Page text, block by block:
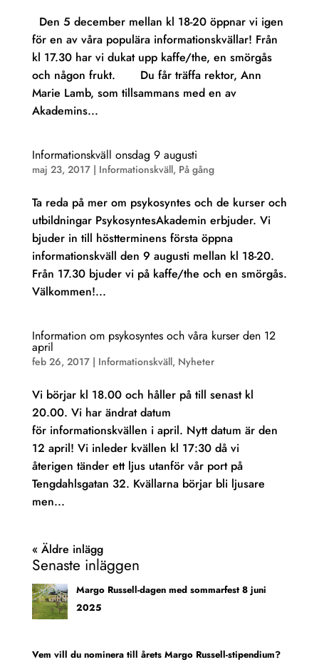
Den 5 december mellan kl 18-20 öppnar vi igen
för en av våra populära informationskvällar! Från
kl 17.30 har vi dukat upp kaffe/the, en smörgås
och någon frukt. Du får träffa rektor, Ann
Marie Lamb, som tillsammans med en av
Akademins...
Informationskväll onsdag 9 augusti
maj 23, 2017| Informationskväll, På gång
Ta reda på mer om psykosyntes och de kurser och
utbildningar PsykosyntesAkademin erbjuder. Vi
bjuder in till höstterminens första öppna
informationskväll den 9 augusti mellan kl 18-20.
Från 17.30 bjuder vi på kaffe/the och en smörgås.
Välkommen!...
Information om psykosyntes och våra kurser den 12
april
feb 26, 2017| Informationskväll, Nyheter
Vi börjar kl 18.00 och håller på till senast kl
20.00. Vi har ändrat datum
för informationskvällen i april. Nytt datum är den
12 april! Vi inleder kvällen kl 17:30 då vi
återigen tänder ett ljus utanför vår port på
Tengdahlsgatan 32. Kvällarna börjar bli ljusare
men...
« Äldre inlägg
Senaste inläggen
Margo Russell-dagen med sommarfest 8 juni
2025
Vem vill du nominera till årets Margo Russell-stipendium?